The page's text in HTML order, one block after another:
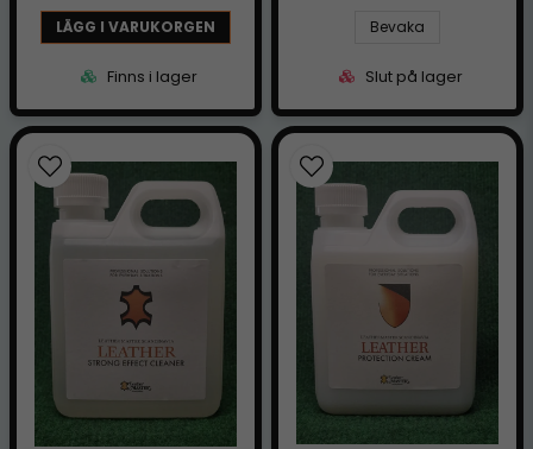
LÄGG I VARUKORGEN
Finns i lager
Bevaka
Slut på lager